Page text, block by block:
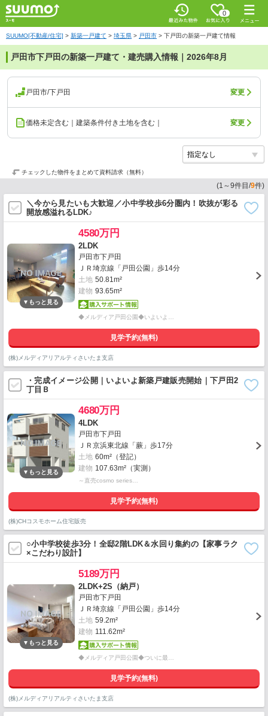
0
SUUMO[不動産/住宅] > 新築一戸建て > 埼玉県 > 戸田市 > 下戸田の新築一戸建て情報
戸田市下戸田の新築一戸建て・建売購入情報｜2026年8月
戸田市/下戸田 変更
価格未定含む｜建築条件付き土地を含む｜ 変更
チェックした物件をまとめて資料請求（無料）
(1 ～9件目/9件)
＼今から見たいも大歓迎／小中学校歩6分圏内！吹抜が彩る
開放感溢れるLDK♪
4580万円
2LDK
戸田市下戸田
ＪＲ埼京線「戸田公園」歩14分
土地 50.81m²
建物 93.65m²
◆メルディア戸田公園◆いよいよ…
見学予約(無料)
(株)メルディアリアルティさいたま支店
・完成イメージ公開｜いよいよ新築戸建販売開始｜下戸田2
丁目Ｂ
4680万円
4LDK
戸田市下戸田
ＪＲ京浜東北線「蕨」歩17分
土地 60m²（登記）
建物 107.63m²（実測）
～直売cosmo series…
見学予約(無料)
(株)CHコスモホーム住宅販売
○小中学校徒歩3分！全邸2階LDK＆水回り集約の【家事ラク
×こだわり設計】
5189万円
2LDK+2S（納戸）
戸田市下戸田
ＪＲ埼京線「戸田公園」歩14分
土地 59.2m²
建物 111.62m²
◆メルディア戸田公園◆ついに最…
見学予約(無料)
(株)メルディアリアルティさいたま支店